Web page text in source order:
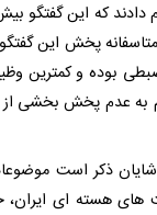
پخش این
بوده و کمترین
به عدم پخش بخشی از
«شایان ذکر است
هسته ای ایران،